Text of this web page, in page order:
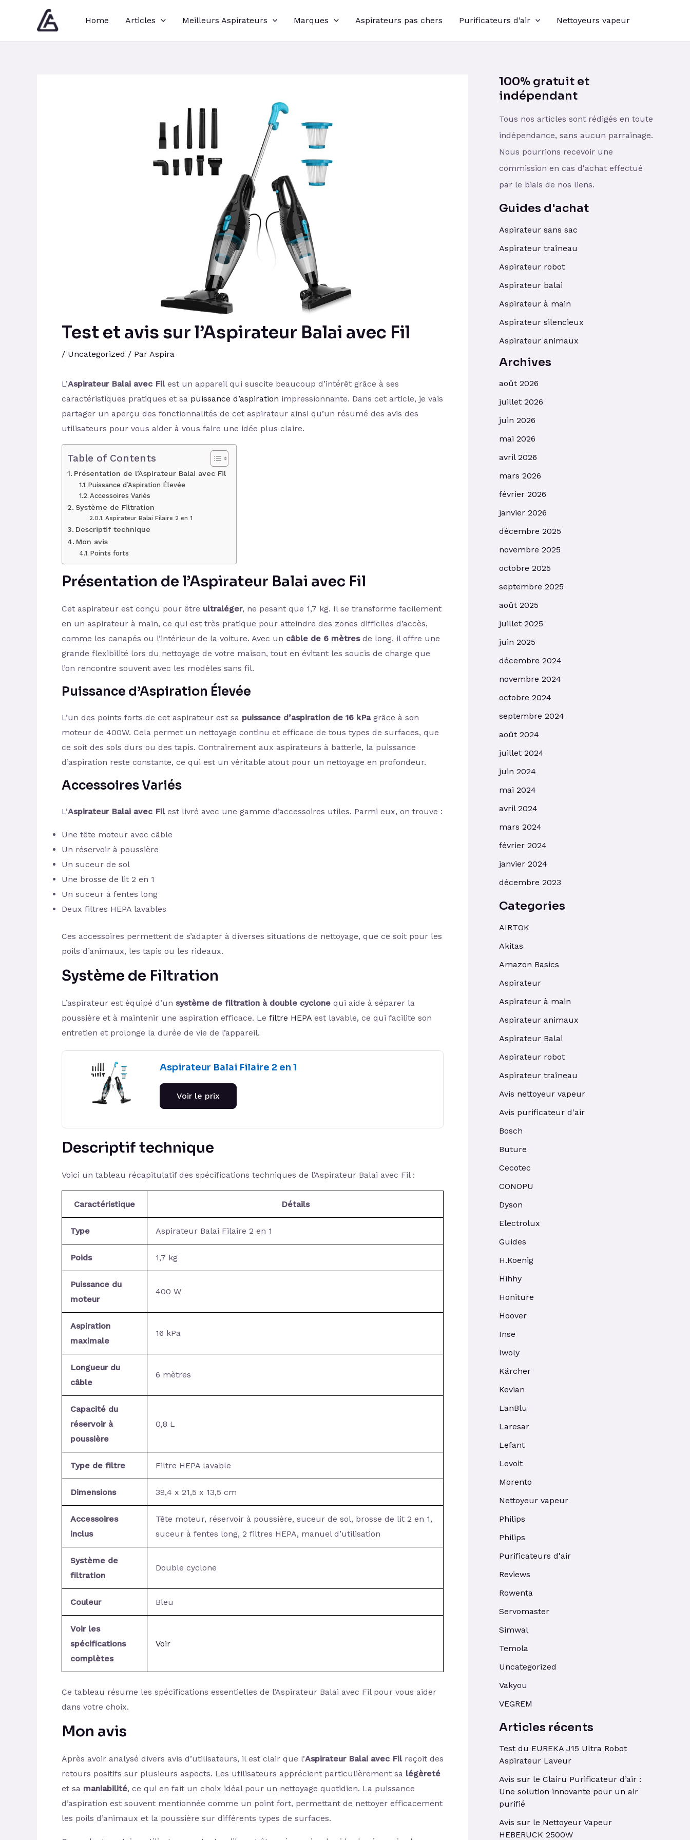
Home Articles Meilleurs Aspirateurs Marques Aspirateurs pas chers Purificateurs d’air Nettoyeurs vapeur
Test et avis sur l’Aspirateur Balai avec Fil
/ Uncategorized / Par Aspira
L’Aspirateur Balai avec Filest un appareil qui suscite beaucoup d’intérêt grâce à ses
caractéristiques pratiques et sa puissance d’aspiration impressionnante. Dans cet article, je vais
partager un aperçu des fonctionnalités de cet aspirateur ainsi qu’un résumé des avis des
utilisateurs pour vous aider à vous faire une idée plus claire.
Table of Contents
Présentation de l’Aspirateur Balai avec Fil
Puissance d’Aspiration Élevée
Accessoires Variés
Système de Filtration
Aspirateur Balai Filaire 2 en 1
Descriptif technique
Mon avis
Points forts
Présentation de l’Aspirateur Balai avec Fil
Cet aspirateur est conçu pour être ultraléger, ne pesant que 1,7 kg. Il se transforme facilement
en un aspirateur à main, ce qui est très pratique pour atteindre des zones difficiles d’accès,
comme les canapés ou l’intérieur de la voiture. Avec un câble de 6 mètresde long, il offre une
grande flexibilité lors du nettoyage de votre maison, tout en évitant les soucis de charge que
l’on rencontre souvent avec les modèles sans fil.
Puissance d’Aspiration Élevée
L’un des points forts de cet aspirateur est sa puissance d’aspiration de 16 kPagrâce à son
moteur de 400W. Cela permet un nettoyage continu et efficace de tous types de surfaces, que
ce soit des sols durs ou des tapis. Contrairement aux aspirateurs à batterie, la puissance
d’aspiration reste constante, ce qui est un véritable atout pour un nettoyage en profondeur.
Accessoires Variés
L’Aspirateur Balai avec Filest livré avec une gamme d’accessoires utiles. Parmi eux, on trouve :
Une tête moteur avec câble
Un réservoir à poussière
Un suceur de sol
Une brosse de lit 2 en 1
Un suceur à fentes long
Deux filtres HEPA lavables
Ces accessoires permettent de s’adapter à diverses situations de nettoyage, que ce soit pour les
poils d’animaux, les tapis ou les rideaux.
Système de Filtration
L’aspirateur est équipé d’un système de filtration à double cyclone qui aide à séparer la
poussière et à maintenir une aspiration efficace. Le filtre HEPA est lavable, ce qui facilite son
entretien et prolonge la durée de vie de l’appareil.
Aspirateur Balai Filaire 2 en 1
Voir le prix
Descriptif technique
Voici un tableau récapitulatif des spécifications techniques de l’Aspirateur Balai avec Fil :
Caractéristique Détails
Type Aspirateur Balai Filaire 2 en 1
Poids 1,7 kg
Puissance du
moteur
400 W
Aspiration
maximale
16 kPa
Longueur du
câble
6 mètres
Capacité du
réservoir à
poussière
0,8 L
Type de filtre Filtre HEPA lavable
Dimensions 39,4 x 21,5 x 13,5 cm
Accessoires
inclus
Tête moteur, réservoir à poussière, suceur de sol, brosse de lit 2 en 1,
suceur à fentes long, 2 filtres HEPA, manuel d’utilisation
Système de
filtration
Double cyclone
Couleur Bleu
Voir les
spécifications
complètes
Voir
Ce tableau résume les spécifications essentielles de l’Aspirateur Balai avec Fil pour vous aider
dans votre choix.
Mon avis
Après avoir analysé divers avis d’utilisateurs, il est clair que l’Aspirateur Balai avec Filreçoit des
retours positifs sur plusieurs aspects. Les utilisateurs apprécient particulièrement sa légèreté
et sa maniabilité, ce qui en fait un choix idéal pour un nettoyage quotidien. La puissance
d’aspiration est souvent mentionnée comme un point fort, permettant de nettoyer efficacement
les poils d’animaux et la poussière sur différents types de surfaces.
100% gratuit et
indépendant
Tous nos articles sont rédigés en toute
indépendance, sans aucun parrainage.
Nous pourrions recevoir une
commission en cas d'achat effectué
par le biais de nos liens.
Guides d'achat
Aspirateur sans sac
Aspirateur traîneau
Aspirateur robot
Aspirateur balai
Aspirateur à main
Aspirateur silencieux
Aspirateur animaux
Archives
août 2026
juillet 2026
juin 2026
mai 2026
avril 2026
mars 2026
février 2026
janvier 2026
décembre 2025
novembre 2025
octobre 2025
septembre 2025
août 2025
juillet 2025
juin 2025
décembre 2024
novembre 2024
octobre 2024
septembre 2024
août 2024
juillet 2024
juin 2024
mai 2024
avril 2024
mars 2024
février 2024
janvier 2024
décembre 2023
Categories
AIRTOK
Akitas
Amazon Basics
Aspirateur
Aspirateur à main
Aspirateur animaux
Aspirateur Balai
Aspirateur robot
Aspirateur traîneau
Avis nettoyeur vapeur
Avis purificateur d'air
Bosch
Buture
Cecotec
CONOPU
Dyson
Electrolux
Guides
H.Koenig
Hihhy
Honiture
Hoover
Inse
Iwoly
Kärcher
Kevian
LanBlu
Laresar
Lefant
Levoit
Morento
Nettoyeur vapeur
Philips
Philips
Purificateurs d'air
Reviews
Rowenta
Servomaster
Simwal
Temola
Uncategorized
Vakyou
VEGREM
Articles récents
Test du EUREKA J15 Ultra Robot
Aspirateur Laveur
Avis sur le Clairu Purificateur d’air :
Une solution innovante pour un air
purifié
Avis sur le Nettoyeur Vapeur
HEBERUCK 2500W